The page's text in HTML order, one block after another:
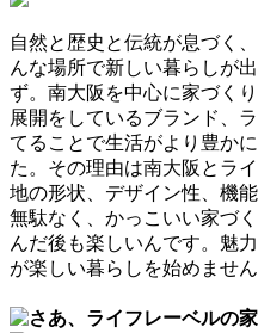
自然と歴史と伝統が息づく
んな場所で新しい暮らしが
ず。南大阪を中心に家づく
展開をしているブランド、
てることで生活がより豊か
た。その理由は南大阪とラ
地の形状、デザイン性、機
無駄なく、かっこいい家づ
んだ後も楽しいんです。魅
が楽しい暮らしを始めません